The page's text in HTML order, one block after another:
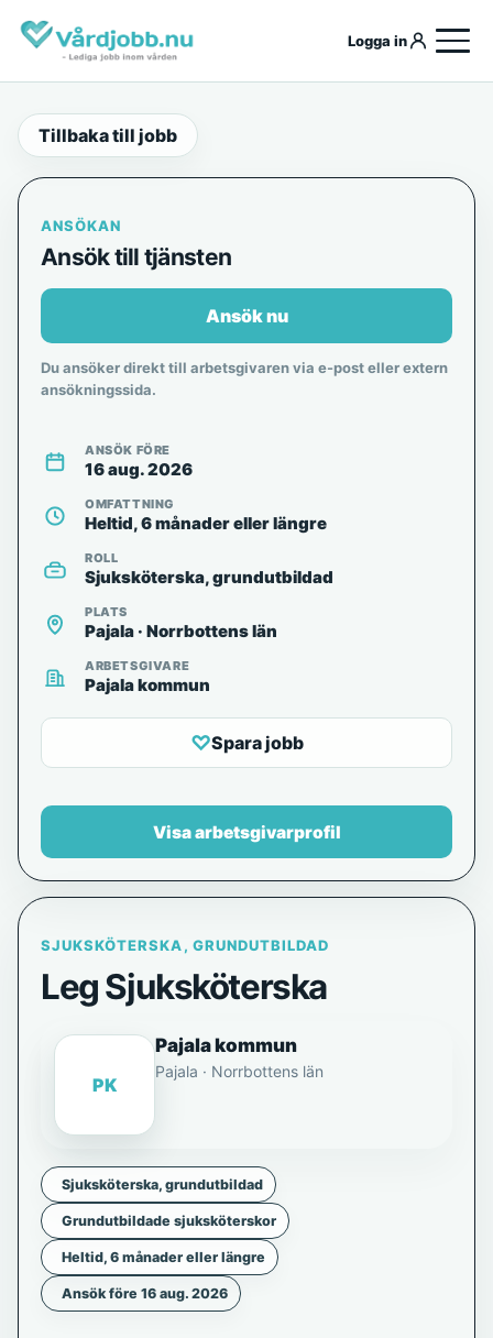
Logga in
Tillbaka till jobb
SJUKSKÖTERSKA, GRUNDUTBILDAD
Leg Sjuksköterska
PK
Pajala kommun
Pajala · Norrbottens län
Sjuksköterska, grundutbildad
Grundutbildade sjuksköterskor
Heltid, 6 månader eller längre
Ansök före 16 aug. 2026
ANSÖKAN
Ansök till tjänsten
Ansök nu
Du ansöker direkt till arbetsgivaren via e-post eller extern
ansökningssida.
ANSÖK FÖRE
16 aug. 2026
OMFATTNING
Heltid, 6 månader eller längre
ROLL
Sjuksköterska, grundutbildad
PLATS
Pajala · Norrbottens län
ARBETSGIVARE
Pajala kommun
♡Spara jobb
Visa arbetsgivarprofil